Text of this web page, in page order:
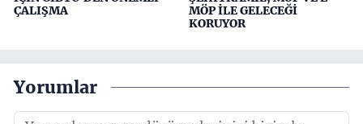
ÇALIŞMA
MÖP İLE GELECEĞİ
KORUYOR
Yorumlar